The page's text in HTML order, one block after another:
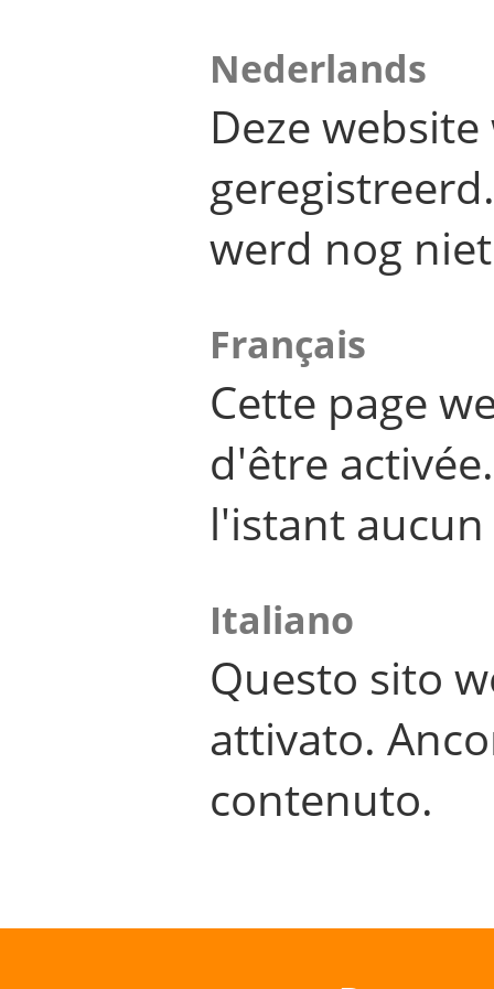
Nederlands
Deze
werd nog
Français
Cette page
d'être
l'istant
Italiano
Questo sito
attivato.
contenuto.